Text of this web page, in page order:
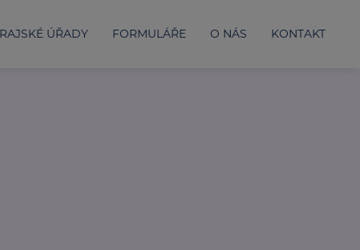
ÚŘADY FORMULÁŘE O NÁS KONTAKT